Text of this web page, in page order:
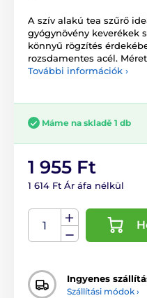
A szív alakú tea szűrő
gyógynövény keverékek
könnyű rögzítés
rozsdamentes acél.
További információk ›
Máme na skladě 1 db
1 955 Ft
1 614 Ft Ár áfa nélkül
Ingyenes
Szállítási módok ›